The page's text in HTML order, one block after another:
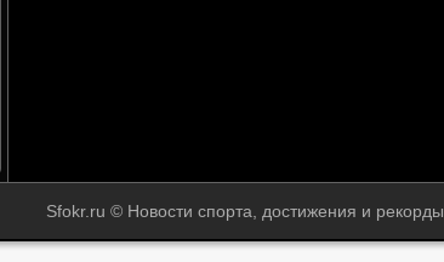
Sfokr.ru © Новости спорта, достижения и рекорды.